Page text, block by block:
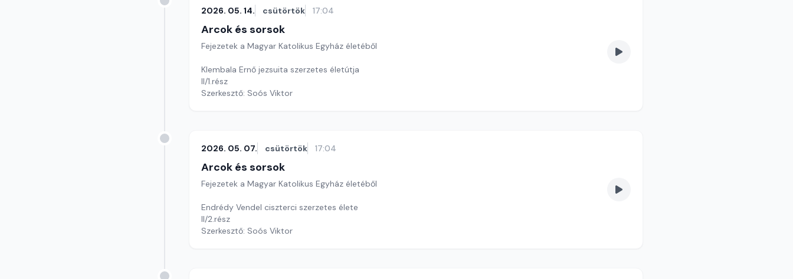
2026. 05. 14. csütörtök 17:04
Arcok és sorsok
Fejezetek a Magyar Katolikus Egyház életéből
Klembala Ernő jezsuita szerzetes életútja
II/1.rész
Szerkesztő: Soós Viktor
2026. 05. 07. csütörtök 17:04
Arcok és sorsok
Fejezetek a Magyar Katolikus Egyház életéből
Endrédy Vendel ciszterci szerzetes élete
II/2.rész
Szerkesztő: Soós Viktor